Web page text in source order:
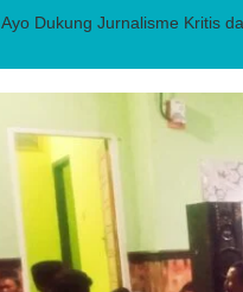
Ayo Dukung Jurnalisme Kritis